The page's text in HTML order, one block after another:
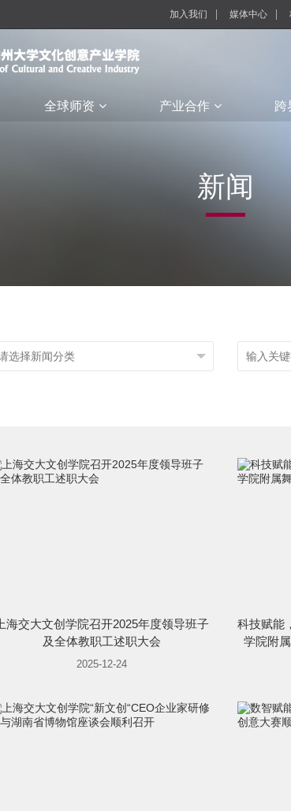
加入我们 媒体中心
全球师资 产业合作 跨
新闻
上海交大文创学院召开2025年度领导班子
及全体教职工述职大会
2025-12-24
科技赋能
学院附